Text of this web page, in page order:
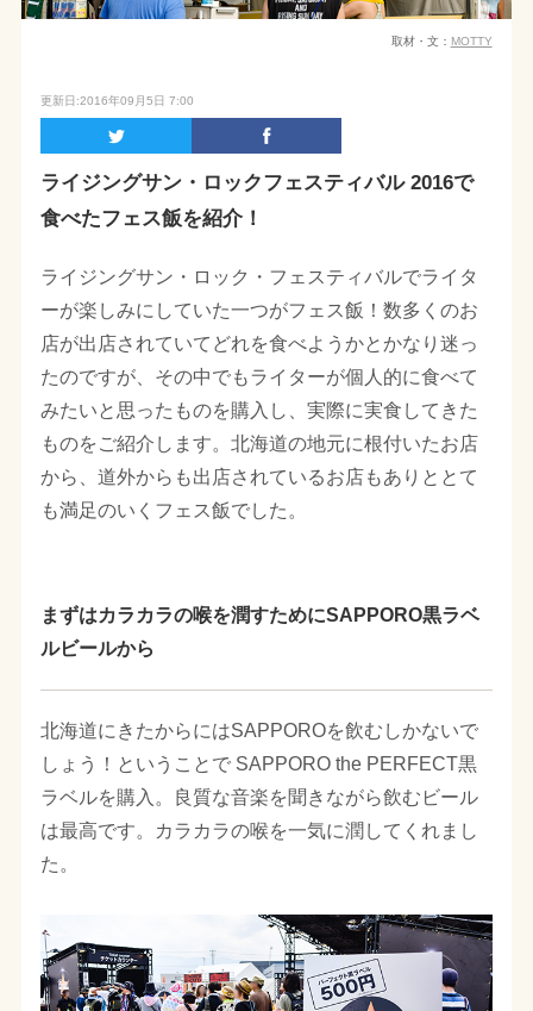
取材・文： MOTTY
更新日:2016年09月5日 7:00
ライジングサン・ロックフェスティバル 2016で
食べたフェス飯を紹介！
ライジングサン・ロック・フェスティバルでライタ
ーが楽しみにしていた一つがフェス飯！数多くのお
店が出店されていてどれを食べようかとかなり迷っ
たのですが、その中でもライターが個人的に食べて
みたいと思ったものを購入し、実際に実食してきた
ものをご紹介します。北海道の地元に根付いたお店
から、道外からも出店されているお店もありととて
も満足のいくフェス飯でした。
まずはカラカラの喉を潤すためにSAPPORO黒ラベ
ルビールから
北海道にきたからにはSAPPOROを飲むしかないで
しょう！ということで SAPPORO the PERFECT黒
ラベルを購入。良質な音楽を聞きながら飲むビール
は最高です。カラカラの喉を一気に潤してくれまし
た。